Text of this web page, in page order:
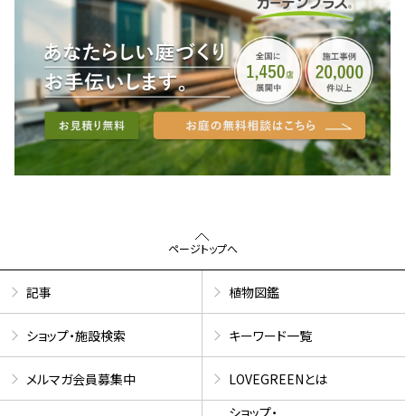
ページトップへ
記事 植物図鑑
ショップ・施設検索 キーワード一覧
メルマガ会員募集中 LOVEGREENとは